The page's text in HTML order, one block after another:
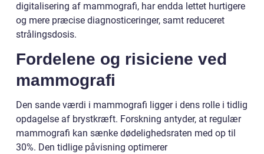
digitalisering af mammografi, har endda lettet hurtigere
og mere præcise diagnosticeringer, samt reduceret
strålingsdosis.
Fordelene og risiciene ved
mammografi
Den sande værdi i mammografi ligger i dens rolle i tidlig
opdagelse af brystkræft. Forskning antyder, at regulær
mammografi kan sænke dødelighedsraten med op til
30%. Den tidlige påvisning optimerer